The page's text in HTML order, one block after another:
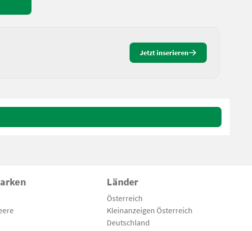
Jetzt inserieren
Länder
Österreich
Kleinanzeigen Österreich
Deutschland